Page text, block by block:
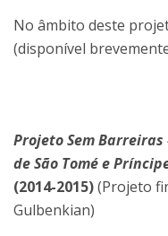
No âmbito deste
(disponível
Projeto Sem
de São Tomé e
(2014-2015)(Projeto
Gulbenkian)